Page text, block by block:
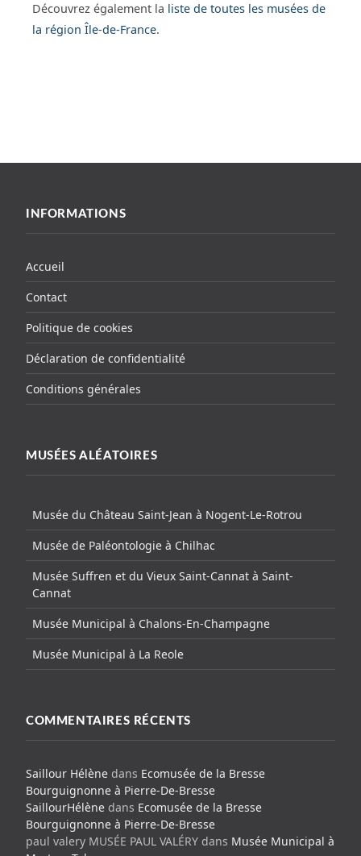
Découvrez également la liste de toutes les musées de
la région Île-de-France.
INFORMATIONS
Accueil
Contact
Politique de cookies
Déclaration de confidentialité
Conditions générales
MUSÉES ALÉATOIRES
Musée du Château Saint-Jean à Nogent-Le-Rotrou
Musée de Paléontologie à Chilhac
Musée Suffren et du Vieux Saint-Cannat à Saint-
Cannat
Musée Municipal à Chalons-En-Champagne
Musée Municipal à La Reole
COMMENTAIRES RÉCENTS
Saillour Hélène dans Ecomusée de la Bresse
Bourguignonne à Pierre-De-Bresse
SaillourHélène dans Ecomusée de la Bresse
Bourguignonne à Pierre-De-Bresse
paul valery MUSÉE PAUL VALÉRY dans Musée Municipal à